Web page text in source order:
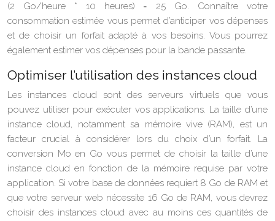
(2 Go/heure * 10 heures) = 25 Go. Connaître votre
consommation estimée vous permet d’anticiper vos dépenses
et de choisir un forfait adapté à vos besoins. Vous pourrez
également estimer vos dépenses pour la bande passante.
Optimiser l’utilisation des instances cloud
Les instances cloud sont des serveurs virtuels que vous
pouvez utiliser pour exécuter vos applications. La taille d’une
instance cloud, notamment sa mémoire vive (RAM), est un
facteur crucial à considérer lors du choix d’un forfait. La
conversion Mo en Go vous permet de choisir la taille d’une
instance cloud en fonction de la mémoire requise par votre
application. Si votre base de données requiert 8 Go de RAM et
que votre serveur web nécessite 16 Go de RAM, vous devrez
choisir des instances cloud avec au moins ces quantités de